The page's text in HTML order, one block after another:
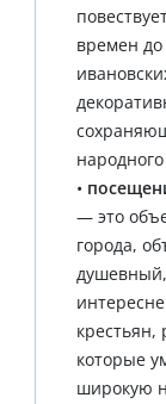
времен
•
— это
города,
душевный,
крестьян,
которые
широкую